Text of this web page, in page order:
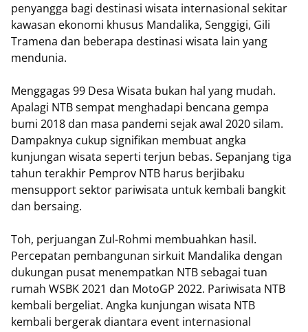
penyangga bagi destinasi wisata internasional sekitar
kawasan ekonomi khusus Mandalika, Senggigi, Gili
Tramena dan beberapa destinasi wisata lain yang
mendunia.
Menggagas 99 Desa Wisata bukan hal yang mudah.
Apalagi NTB sempat menghadapi bencana gempa
bumi 2018 dan masa pandemi sejak awal 2020 silam.
Dampaknya cukup signifikan membuat angka
kunjungan wisata seperti terjun bebas. Sepanjang tiga
tahun terakhir Pemprov NTB harus berjibaku
mensupport sektor pariwisata untuk kembali bangkit
dan bersaing.
Toh, perjuangan Zul-Rohmi membuahkan hasil.
Percepatan pembangunan sirkuit Mandalika dengan
dukungan pusat menempatkan NTB sebagai tuan
rumah WSBK 2021 dan MotoGP 2022. Pariwisata NTB
kembali bergeliat. Angka kunjungan wisata NTB
kembali bergerak diantara event internasional